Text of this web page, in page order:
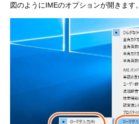
図のようにIMEのオプションが開きます。